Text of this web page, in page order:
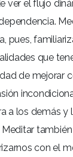
ver el flujo
pues,
que
de mejorar
a los demás y
Meditar
con el